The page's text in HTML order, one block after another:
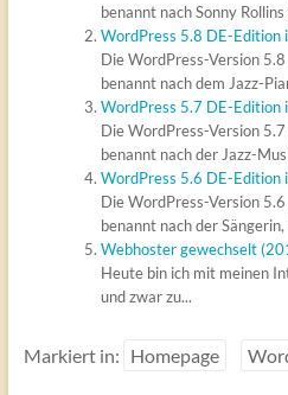
benannt nach Sonny Rollins
WordPress 5.8 DE-Edition
Die WordPress-Version
benannt nach dem Jazz-
WordPress 5.7 DE-Edition
Die WordPress-Version
benannt nach der Jazz-
WordPress 5.6 DE-Edition
Die WordPress-Version 5.6
benannt nach der Sängerin,
Webhoster gewechselt
Heute bin ich mit meinen
und zwar zu...
Markiert in: Homepage